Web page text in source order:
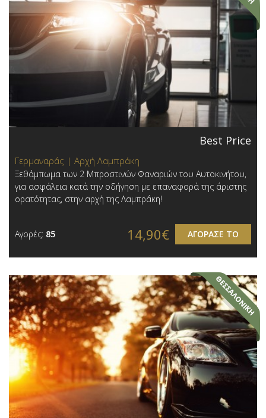
Best Price
Γερμαναράς | Αρχή Λαμπράκη
Ξεθάμπωμα των 2 Μπροστινών Φαναριών του Αυτοκινήτου,
για ασφάλεια κατά την οδήγηση με επαναφορά της άριστης
ορατότητας, στην αρχή της Λαμπράκη!
Αγορές: 85 ΑΓΟΡΑΣΕ ΤΟ
14,90€